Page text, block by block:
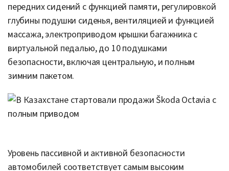
передних сидений с функцией памяти, регулировкой
глубины подушки сиденья, вентиляцией и функцией
массажа, электроприводом крышки багажника с
виртуальной педалью, до 10 подушками
безопасности, включая центральную, и полным
зимним пакетом.
Уровень пассивной и активной безопасности
автомобилей соответствует самым высоким